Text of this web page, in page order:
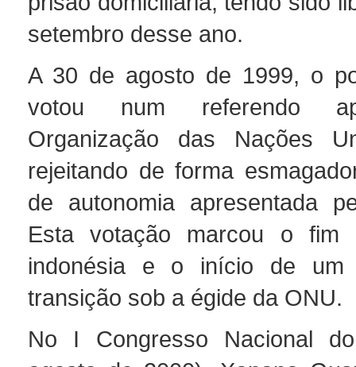
setembro desse ano.
A 30 de agosto de 1999, o
votou num referendo
Organização das Nações
rejeitando de forma
de autonomia apresentada
Esta votação marcou o fim
indonésia e o início de um
transição sob a égide da ONU.
No I Congresso Nacional